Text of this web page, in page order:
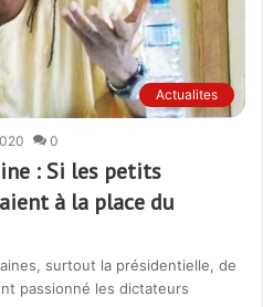
Actualites
0
: Si les petits
à la place du
surtout la présidentielle, de
passionné les dictateurs